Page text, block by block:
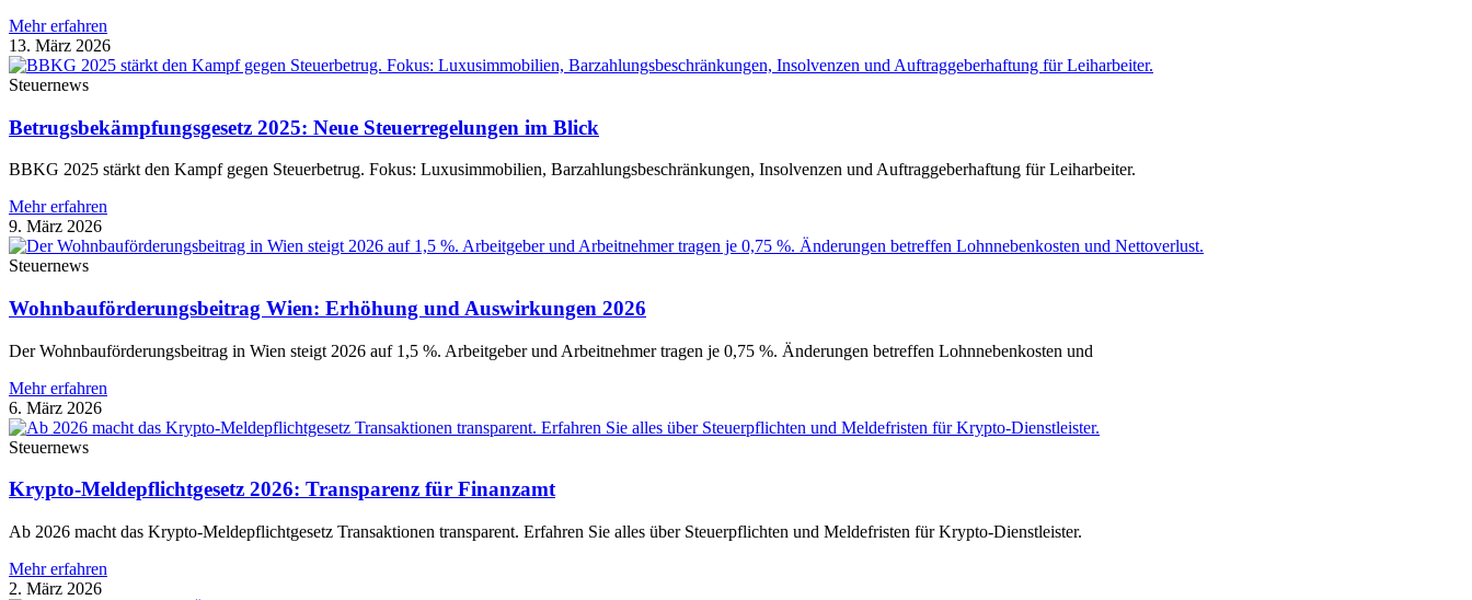
Mehr erfahren
13. März 2026
Steuernews
Betrugsbekämpfungsgesetz 2025: Neue Steuerregelungen im Blick
BBKG 2025 stärkt den Kampf gegen Steuerbetrug. Fokus: Luxusimmobilien, Barzahlungsbeschränkungen, Insolvenzen und Auftraggeberhaftung für Leiharbeiter.
Mehr erfahren
9. März 2026
Steuernews
Wohnbauförderungsbeitrag Wien: Erhöhung und Auswirkungen 2026
Der Wohnbauförderungsbeitrag in Wien steigt 2026 auf 1,5 %. Arbeitgeber und Arbeitnehmer tragen je 0,75 %. Änderungen betreffen Lohnnebenkosten und
Mehr erfahren
6. März 2026
Steuernews
Krypto-Meldepflichtgesetz 2026: Transparenz für Finanzamt
Ab 2026 macht das Krypto-Meldepflichtgesetz Transaktionen transparent. Erfahren Sie alles über Steuerpflichten und Meldefristen für Krypto-Dienstleister.
Mehr erfahren
2. März 2026